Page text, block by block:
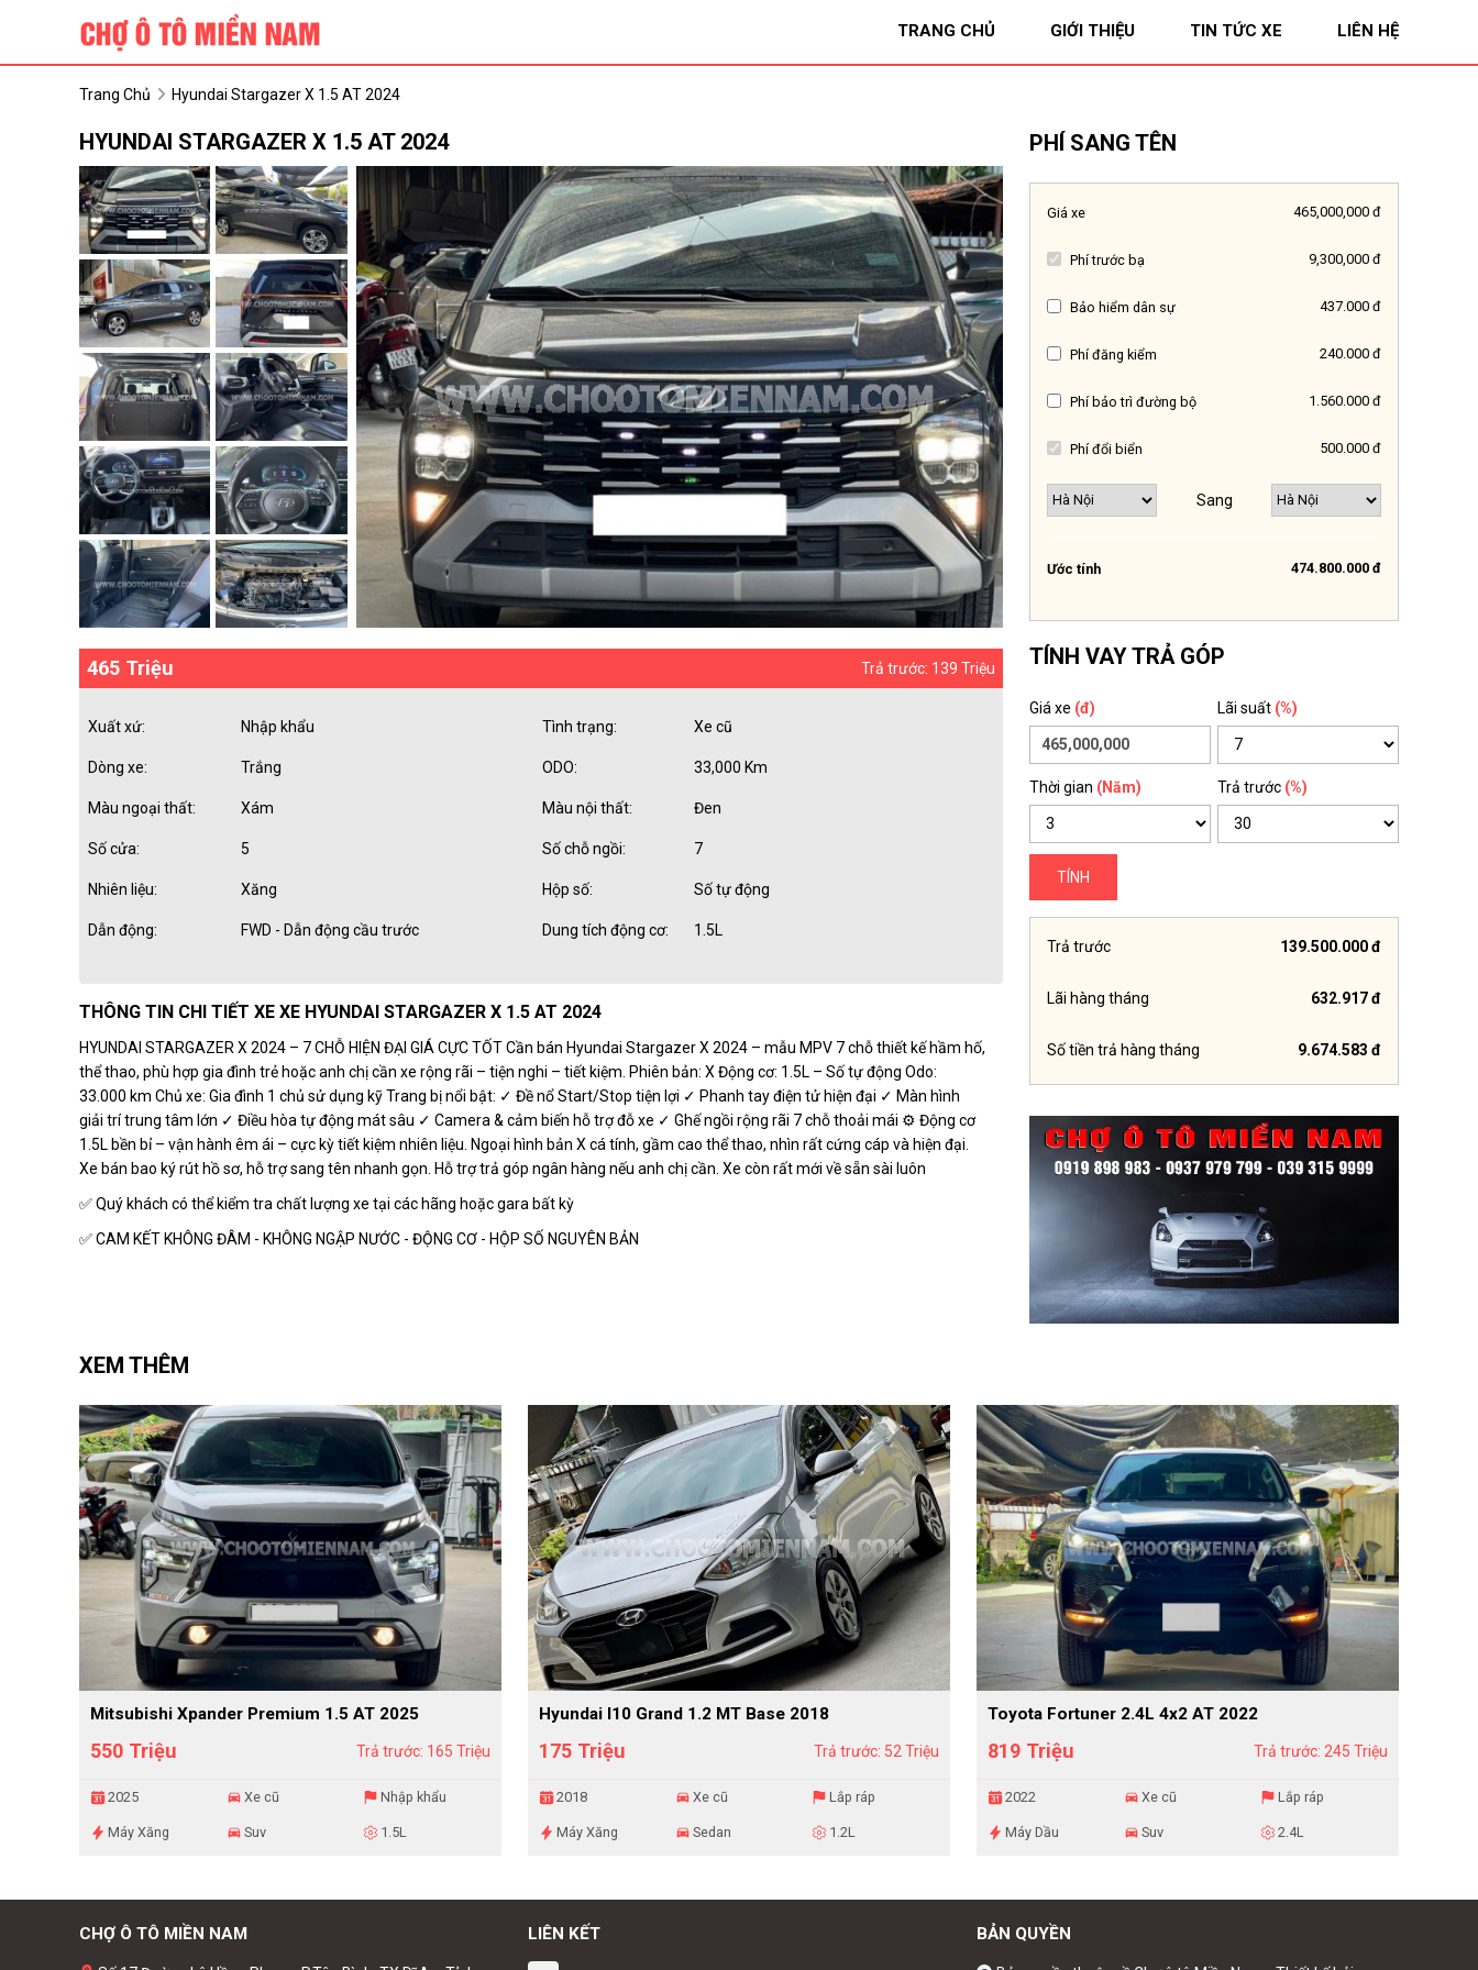
TRANG CHỦ GIỚI THIỆU TIN TỨC XE LIÊN HỆ
Trang Chủ Hyundai Stargazer X 1.5 AT 2024
HYUNDAI STARGAZER X 1.5 AT 2024
465 Triệu Trả trước: 139 Triệu
Xuất xứ: Nhập khẩu Tình trạng: Xe cũ
Dòng xe: Trắng ODO: 33,000 Km
Màu ngoại thất: Xám Màu nội thất: Đen
Số cửa: 5 Số chỗ ngồi: 7
Nhiên liệu: Xăng Hộp số: Số tự động
Dẫn động: FWD - Dẫn động cầu trước Dung tích động cơ: 1.5L
THÔNG TIN CHI TIẾT XE XE HYUNDAI STARGAZER X 1.5 AT 2024
HYUNDAI STARGAZER X 2024 – 7 CHỖ HIỆN ĐẠI GIÁ CỰC TỐT Cần bán Hyundai Stargazer X 2024 – mẫu MPV 7 chỗ thiết kế hầm hố,
thể thao, phù hợp gia đình trẻ hoặc anh chị cần xe rộng rãi – tiện nghi – tiết kiệm. Phiên bản: X Động cơ: 1.5L – Số tự động Odo:
33.000 km Chủ xe: Gia đình 1 chủ sử dụng kỹ Trang bị nổi bật: ✓ Đề nổ Start/Stop tiện lợi ✓ Phanh tay điện tử hiện đại ✓ Màn hình
giải trí trung tâm lớn ✓ Điều hòa tự động mát sâu ✓ Camera & cảm biến hỗ trợ đỗ xe ✓ Ghế ngồi rộng rãi 7 chỗ thoải mái ⚙️ Động cơ
1.5L bền bỉ – vận hành êm ái – cực kỳ tiết kiệm nhiên liệu. Ngoại hình bản X cá tính, gầm cao thể thao, nhìn rất cứng cáp và hiện đại.
Xe bán bao ký rút hồ sơ, hỗ trợ sang tên nhanh gọn. Hỗ trợ trả góp ngân hàng nếu anh chị cần. Xe còn rất mới về sẵn sài luôn
✅ Quý khách có thể kiểm tra chất lượng xe tại các hãng hoặc gara bất kỳ
✅ CAM KẾT KHÔNG ĐÂM - KHÔNG NGẬP NƯỚC - ĐỘNG CƠ - HỘP SỐ NGUYÊN BẢN
PHÍ SANG TÊN
Giá xe 465,000,000 đ
Phí trước bạ 9,300,000 đ
Bảo hiểm dân sự 437.000 đ
Phí đăng kiểm 240.000 đ
Phí bảo trì đường bộ 1.560.000 đ
Phí đổi biển 500.000 đ
Sang
Ước tính 474.800.000 đ
TÍNH VAY TRẢ GÓP
Giá xe (đ) Lãi suất (%)
Thời gian (Năm) Trả trước (%)
TÍNH
Trả trước 139.500.000 đ
Lãi hàng tháng 632.917 đ
Số tiền trả hàng tháng 9.674.583 đ
XEM THÊM
Mitsubishi Xpander Premium 1.5 AT 2025
550 Triệu Trả trước: 165 Triệu
2025 Xe cũ Nhập khẩu
Máy Xăng Suv 1.5L
Hyundai I10 Grand 1.2 MT Base 2018
175 Triệu Trả trước: 52 Triệu
2018 Xe cũ Lắp ráp
Máy Xăng Sedan 1.2L
Toyota Fortuner 2.4L 4x2 AT 2022
819 Triệu Trả trước: 245 Triệu
2022 Xe cũ Lắp ráp
Máy Dầu Suv 2.4L
CHỢ Ô TÔ MIỀN NAM LIÊN KẾT BẢN QUYỀN